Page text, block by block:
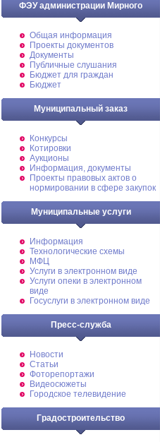
ФЭУ администрации Мирного
Общая информация
Проекты документов
Документы
Публичные слушания
Бюджет для граждан
Бюджет
Муниципальный заказ
Конкурсы
Котировки
Аукционы
Информация, документы
Проекты правовых актов о
нормировании в сфере закупок
Муниципальные услуги
Информация
Технологические схемы
МФЦ
Услуги в электронном виде
Услуги опеки в электронном
виде
Госуслуги в электронном виде
Пресс-служба
Новости
Статьи
Фоторепортажи
Видеосюжеты
Городское телевидение
Градостроительство